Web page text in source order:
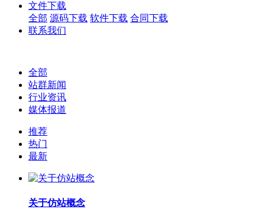
文件下载
全部 源码下载 软件下载 合同下载
联系我们
全部
站群新闻
行业资讯
媒体报道
推荐
热门
最新
关于仿站概念